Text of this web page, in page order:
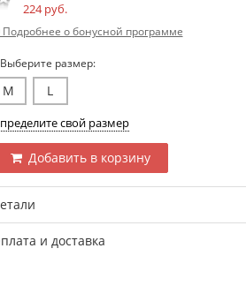
224 руб.
Подробнее о бонусной программе
Выберите размер:
M L
свой размер
Добавить в корзину
и доставка